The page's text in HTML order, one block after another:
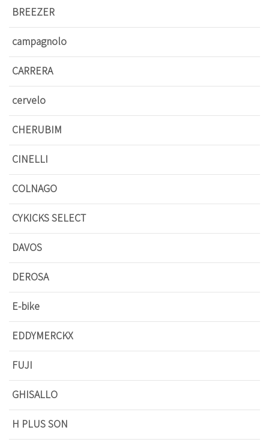
BREEZER
campagnolo
CARRERA
cervelo
CHERUBIM
CINELLI
COLNAGO
CYKICKS SELECT
DAVOS
DEROSA
E-bike
EDDYMERCKX
FUJI
GHISALLO
H PLUS SON